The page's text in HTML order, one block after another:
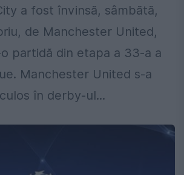
a fost învinsă, sâmbătă,
de Manchester United,
partidă din etapa a 33-a a
Manchester United s-a
în derby-ul...